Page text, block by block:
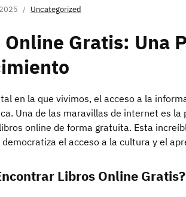
Uncategorized
Online Gratis: Una
en la que vivimos, el acceso a la
Una de las maravillas de internet es
online de forma gratuita. Esta
el acceso a la cultura y el
Libros Online Gratis?